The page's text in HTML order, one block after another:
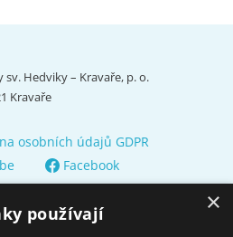
Hedviky – Kravaře, p. o.
Kravaře
osobních údajů GDPR
Facebook
×
používají